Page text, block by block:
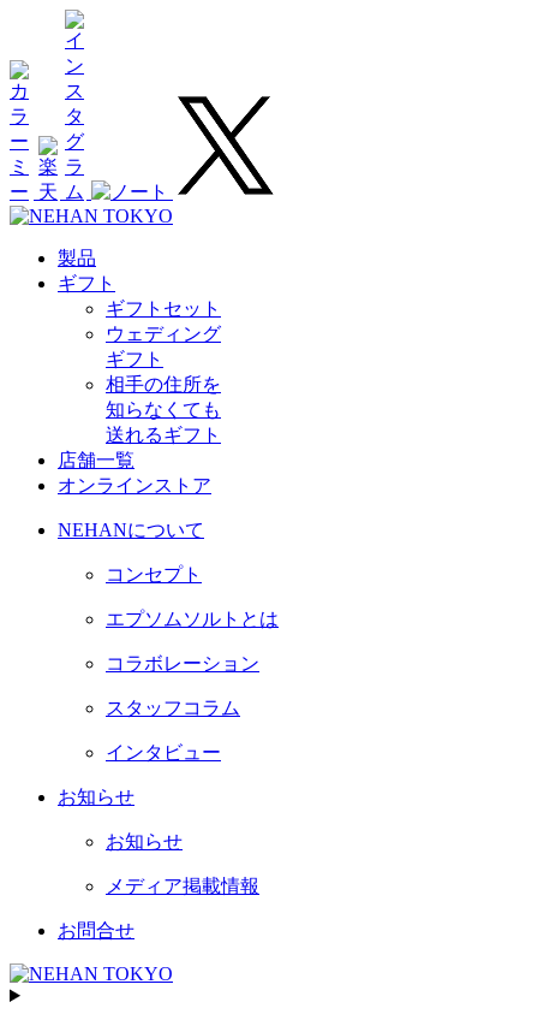
製品
ギフト
ギフトセット
ウェディング
ギフト
相手の住所を
知らなくても
送れるギフト
店舗一覧
オンラインストア
NEHANについて
コンセプト
エプソムソルトとは
コラボレーション
スタッフコラム
インタビュー
お知らせ
お知らせ
メディア掲載情報
お問合せ